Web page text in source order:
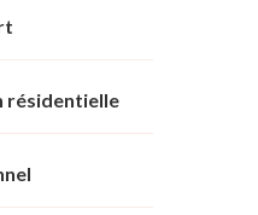
résidentielle